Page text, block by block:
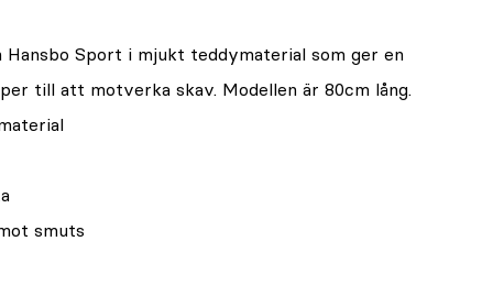
Sport i mjukt teddymaterial som ger en
till att motverka skav. Modellen är 80cm lång.
smuts